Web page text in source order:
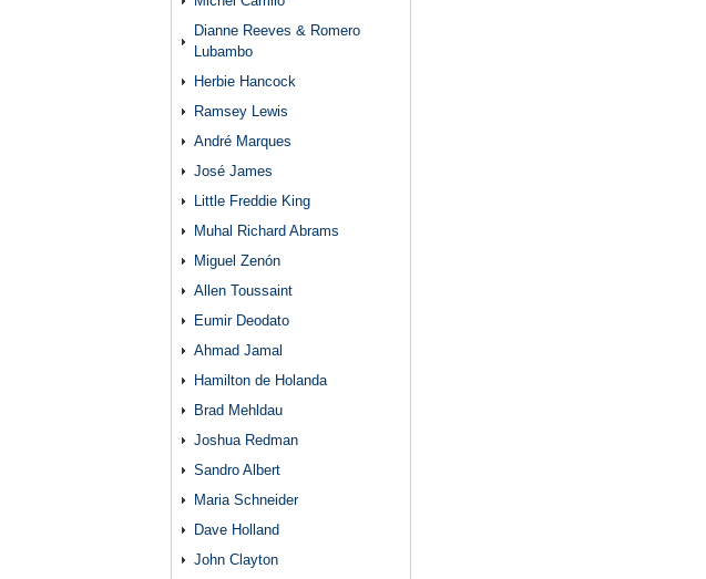
Dianne Reeves & Romero
Lubambo
Herbie Hancock
Ramsey Lewis
André Marques
José James
Little Freddie King
Muhal Richard Abrams
Miguel Zenón
Allen Toussaint
Eumir Deodato
Ahmad Jamal
Hamilton de Holanda
Brad Mehldau
Joshua Redman
Sandro Albert
Maria Schneider
Dave Holland
John Clayton